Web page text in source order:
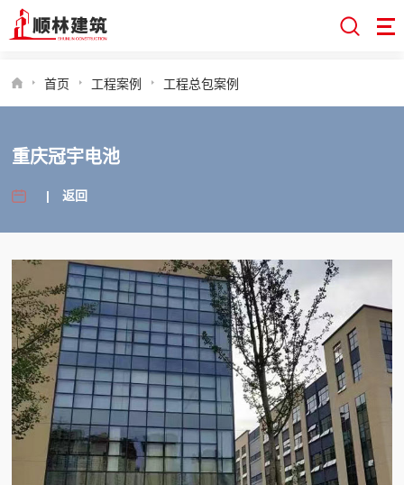
首页 工程案例 工程总包案例
重庆冠宇电池
|返回